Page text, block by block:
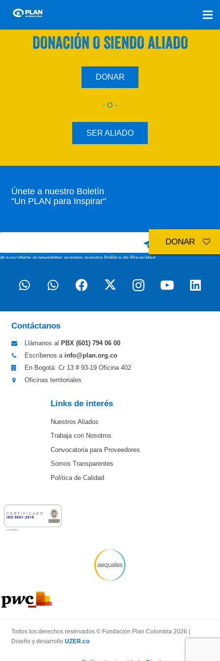
SÚMATE A NUESTRO PLAN CON UNA
DONACIÓN O SIENDO ALIADO
DONAR
- O -
SER ALIADO
Únete a nuestro Boletín
"Un PLAN para Inspirar"
Al suscribirte al newsletter aceptas nuestraPolítica de Privacidad
Contáctanos
Llámanos al PBX (601) 794 06 00
Escríbenos a info@plan.org.co
En Bogotá: Cr 13 # 93-19 Oficina 402
Oficinas territoriales
Links de interés
Nuestros Aliados
Trabaja con Nosotros
Convocatoria para Proveedores
Somos Transparentes
Política de Calidad
Todos los derechos reservados © Fundación Plan Colombia 2026 |
Diseño y desarrollo UZER.co
DONAR